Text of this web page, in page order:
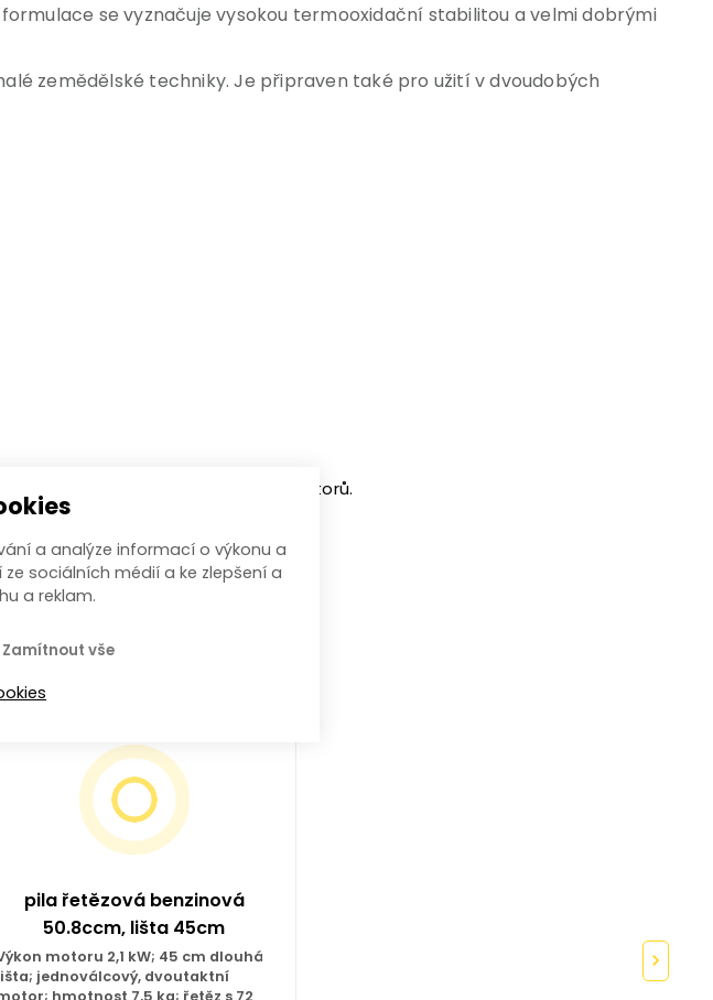
se vyznačuje vysokou termooxidační stabilitou a velmi dobrými
zemědělské techniky. Je připraven také pro užití v dvoudobých
dvoutaktních benzínových motorů.
pila řetězová benzinová
50.8ccm, lišta 45cm
motoru 2,1 kW; 45 cm dlouhá
jednoválcový, dvoutaktní
hmotnost 7,5 kg; řetěz s 72
a analýze informací o výkonu a
sociálních médií a ke zlepšení a
a reklam.
Zamítnout vše